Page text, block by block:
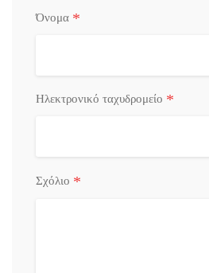
Όνομα *
Ηλεκτρονικό ταχυδρομείο *
Σχόλιο *